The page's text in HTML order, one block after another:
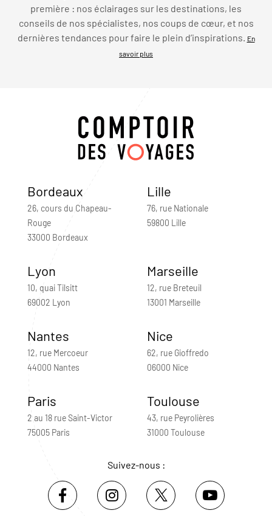
première : nos éclairages sur les destinations, les
conseils de nos spécialistes, nos coups de cœur, et nos
dernières tendances pour faire le plein d’inspirations.
En
savoir plus
Bordeaux
26, cours du Chapeau-
Rouge
33000 Bordeaux
Lille
76, rue Nationale
59800 Lille
Lyon
10, quai Tilsitt
69002 Lyon
Marseille
12, rue Breteuil
13001 Marseille
Nantes
12, rue Mercoeur
44000 Nantes
Nice
62, rue Gioffredo
06000 Nice
Paris
2 au 18 rue Saint-Victor
75005 Paris
Toulouse
43, rue Peyrolières
31000 Toulouse
Suivez-nous :